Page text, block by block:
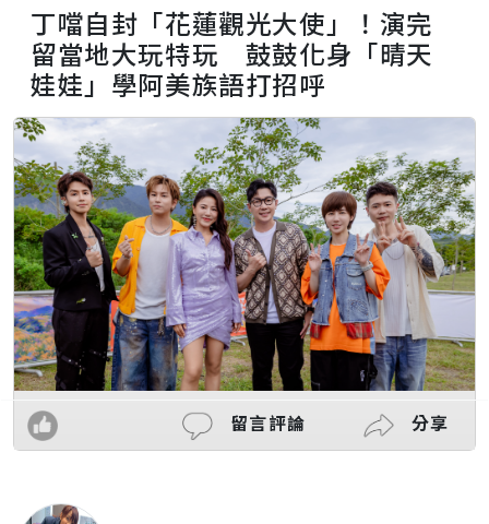
丁噹自封「花蓮觀光大使」！演完
留當地大玩特玩 鼓鼓化身「晴天
娃娃」學阿美族語打招呼
留言評論 分享